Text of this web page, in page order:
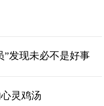
”发现未必不是好事
灵鸡汤